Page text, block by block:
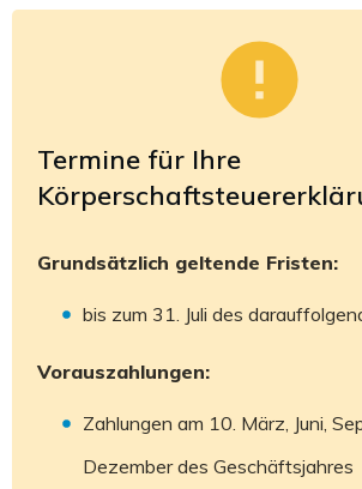
Termine für Ihre
Grundsätzlich geltende Fristen:
bis zum 31. Juli des
Vorauszahlungen:
Zahlungen am 10. März, Juni,
Dezember des Geschäftsjahres